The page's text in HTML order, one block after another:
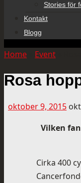
Stories för
Kontakt
Blogg
Home Event
Rosa
oktober 9, 2015
Vilken
Cirka 400